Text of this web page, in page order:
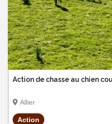
Action de chasse au chien
Allier
Action